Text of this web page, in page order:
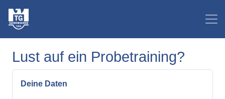
Lust auf ein Probetraining?
Deine Daten